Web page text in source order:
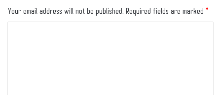
Your email address will not be published. Required fields are marked *